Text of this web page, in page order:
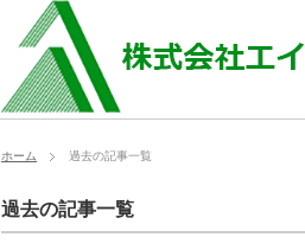
ホーム 過去の記事一覧
過去の記事一覧